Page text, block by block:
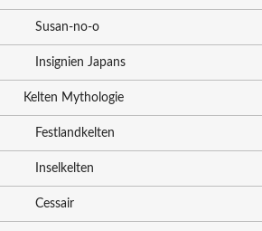
Susan-no-o
Insignien Japans
Kelten Mythologie
Festlandkelten
Inselkelten
Cessair